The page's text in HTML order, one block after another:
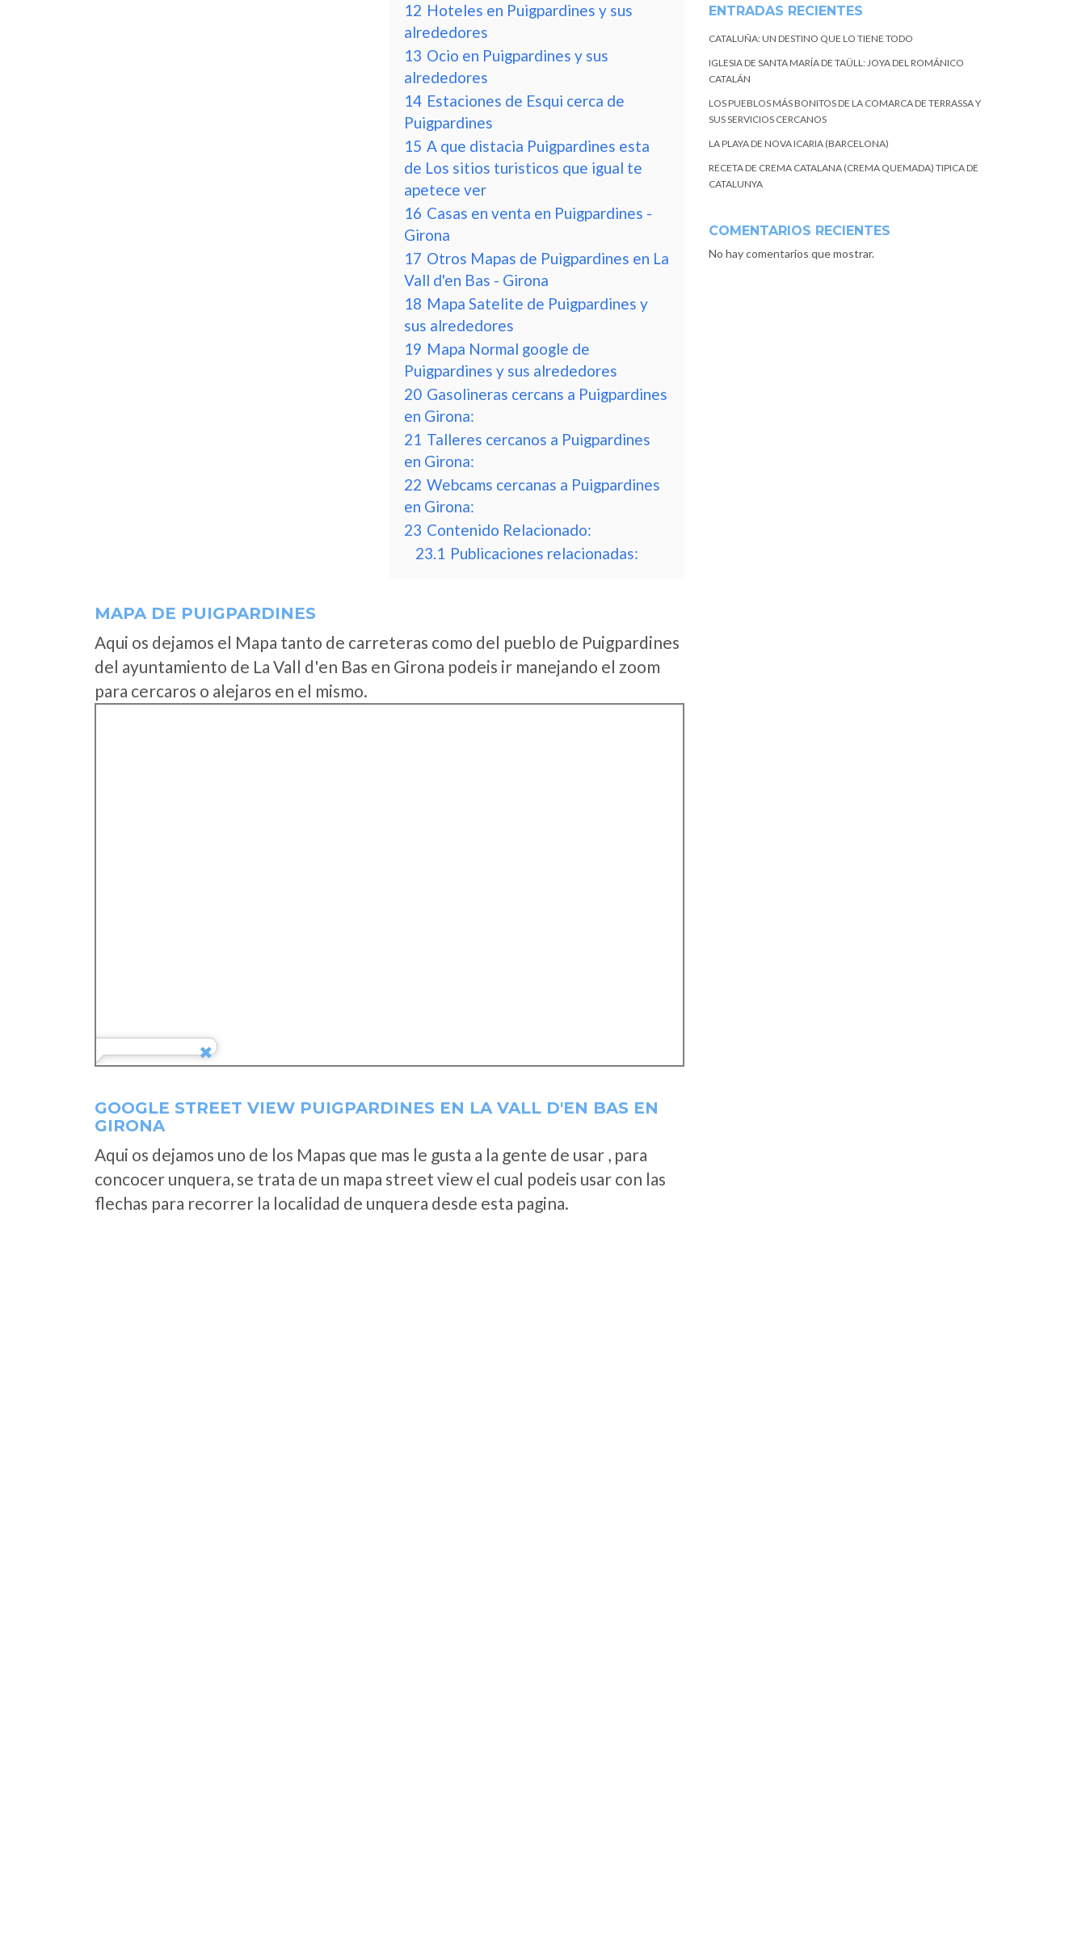
12 Hoteles en Puigpardines y sus
alrededores
13 Ocio en Puigpardines y sus
alrededores
14 Estaciones de Esqui cerca de
Puigpardines
15 A que distacia Puigpardines esta
de Los sitios turisticos que igual te
apetece ver
16 Casas en venta en Puigpardines -
Girona
17 Otros Mapas de Puigpardines en La
Vall d'en Bas - Girona
18 Mapa Satelite de Puigpardines y
sus alrededores
19 Mapa Normal google de
Puigpardines y sus alrededores
20 Gasolineras cercans a Puigpardines
en Girona:
21 Talleres cercanos a Puigpardines
en Girona:
22 Webcams cercanas a Puigpardines
en Girona:
23 Contenido Relacionado:
23.1 Publicaciones relacionadas:
MAPA DE PUIGPARDINES
Aqui os dejamos el Mapa tanto de carreteras como del pueblo de Puigpardines
del ayuntamiento de La Vall d'en Bas en Girona podeis ir manejando el zoom
para cercaros o alejaros en el mismo.
GOOGLE STREET VIEW PUIGPARDINES EN LA VALL D'EN BAS EN
GIRONA
Aqui os dejamos uno de los Mapas que mas le gusta a la gente de usar , para
concocer unquera, se trata de un mapa street view el cual podeis usar con las
flechas para recorrer la localidad de unquera desde esta pagina.
ENTRADAS RECIENTES
CATALUÑA: UN DESTINO QUE LO TIENE TODO
IGLESIA DE SANTA MARÍA DE TAÜLL: JOYA DEL ROMÁNICO
CATALÁN
LOS PUEBLOS MÁS BONITOS DE LA COMARCA DE TERRASSA Y
SUS SERVICIOS CERCANOS
LA PLAYA DE NOVA ICARIA (BARCELONA)
RECETA DE CREMA CATALANA (CREMA QUEMADA) TIPICA DE
CATALUNYA
COMENTARIOS RECIENTES
No hay comentarios que mostrar.